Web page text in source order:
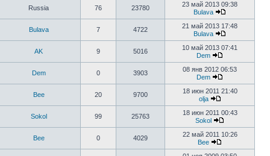
Russia 76 23780
23 май 2013 09:38
Bulava
Bulava 7 4722
21 май 2013 17:48
Bulava
AK 9 5016
10 май 2013 07:41
Dem
Dem 0 3903
08 янв 2012 06:53
Dem
Bee 20 9700
18 июн 2011 21:40
olja
Sokol 99 25763
18 июн 2011 00:43
Sokol
Bee 0 4029
22 май 2011 10:26
Bee